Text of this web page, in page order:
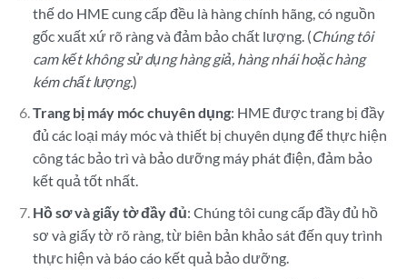
thế do HME cung cấp đều là hàng chính hãng, có nguồn
gốc xuất xứ rõ ràng và đảm bảo chất lượng. (Chúng tôi
cam kết không sử dụng hàng giả, hàng nhái hoặc hàng
kém chất lượng.)
Trang bị máy móc chuyên dụng: HME được trang bị đầy
đủ các loại máy móc và thiết bị chuyên dụng để thực hiện
công tác bảo trì và bảo dưỡng máy phát điện, đảm bảo
kết quả tốt nhất.
Hồ sơ và giấy tờ đầy đủ: Chúng tôi cung cấp đầy đủ hồ
sơ và giấy tờ rõ ràng, từ biên bản khảo sát đến quy trình
thực hiện và báo cáo kết quả bảo dưỡng.